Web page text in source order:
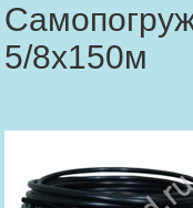
5/8х150м